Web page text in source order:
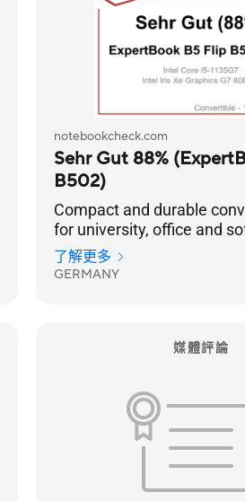
notebookcheck.com
Sehr Gut 88%
B502)
Compact and durable
for university, office and
了解更多
GERMANY
媒體評論